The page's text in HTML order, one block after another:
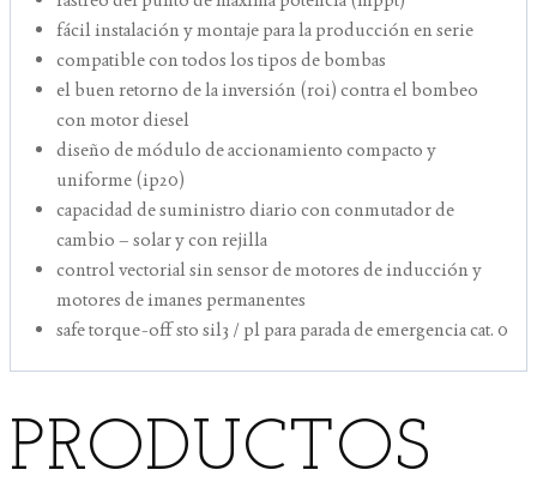
fácil instalación y montaje para la producción en serie
compatible con todos los tipos de bombas
el buen retorno de la inversión (roi) contra el bombeo
con motor diesel
diseño de módulo de accionamiento compacto y
uniforme (ip20)
capacidad de suministro diario con conmutador de
cambio – solar y con rejilla
control vectorial sin sensor de motores de inducción y
motores de imanes permanentes
safe torque-off sto sil3 / pl para parada de emergencia cat. 0
PRODUCTOS